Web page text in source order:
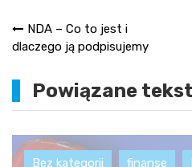
Nawigacja
wpisu
NDA – Co to jest i
dlaczego ją podpisujemy
Powiązane
Bez kategorii finanse